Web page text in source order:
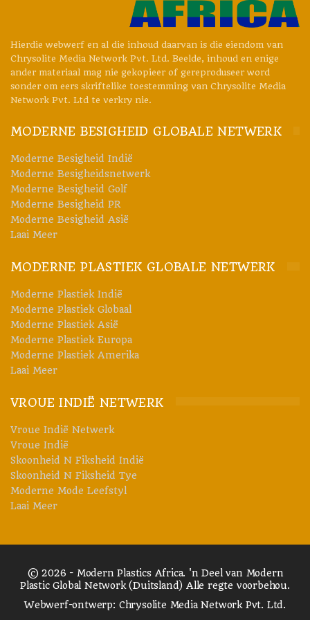
flexodrukwerk. AWP-CLFQ toon uitstekende prestasie met die
inkontwikkelings in die bedryf. Die effens kleweriger
inkbindmiddel laat geen inkreste op die plaat nie, danksy Asahi
se ouCleanPrint-oppervlakenergietegnologie
www.asahi-photoproducts.com
#asahi-fotoprodukte #interpack
#Moderneplastiekindie#Plastieknuus
#ModernePlastiekIndiëTydskrif
#GedruktePublikasie #GedrukteTydskrif
#Moderneplastieksafrica
Hierdie webwerf en al die inhoud daarvan is die eiendom van
Chrysolite Media Network Pvt. Ltd. Beelde, inhoud en enige
ander materiaal mag nie gekopieer of gereproduseer word
sonder om eers skriftelike toestemming van Chrysolite Media
Network Pvt. Ltd te verkry nie.
MODERNE BESIGHEID GLOBALE NETWERK
Moderne Besigheid Indië
Moderne Besigheidsnetwerk
Moderne Besigheid Golf
Moderne Besigheid PR
Moderne Besigheid Asië
Laai Meer
MODERNE PLASTIEK GLOBALE NETWERK
Moderne Plastiek Indië
Moderne Plastiek Globaal
Moderne Plastiek Asië
Moderne Plastiek Europa
Moderne Plastiek Amerika
Laai Meer
VROUE INDIË NETWERK
Vroue Indië Netwerk
Vroue Indië
Skoonheid N Fiksheid Indië
Skoonheid N Fiksheid Tye
Moderne Mode Leefstyl
Laai Meer
© 2026 - Modern Plastics Africa. 'n Deel van Modern
Plastic Global Network (Duitsland) Alle regte voorbehou.
Webwerf-ontwerp: Chrysolite Media Network Pvt. Ltd.